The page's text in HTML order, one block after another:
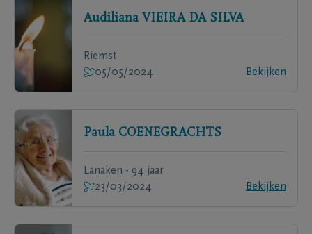
Audiliana VIEIRA DA SILVA
Riemst
05/05/2024
Bekijken
Paula COENEGRACHTS
Lanaken - 94 jaar
23/03/2024
Bekijken